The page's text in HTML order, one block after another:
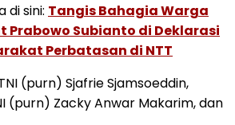
di sini: Tangis Bahagia Warga
Prabowo Subianto di Deklarasi
Perbatasan di NTT
(purn) Sjafrie Sjamsoeddin,
(purn) Zacky Anwar Makarim, dan